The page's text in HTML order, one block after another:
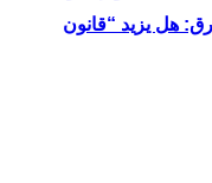
هل يزيد “قانون